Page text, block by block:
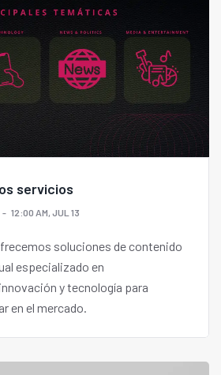
servicios
12:00 AM, JUL 13
soluciones de contenido
especializado en
y tecnología para
en el mercado.